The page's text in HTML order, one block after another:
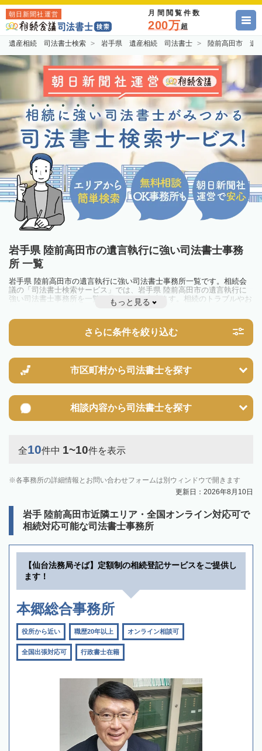
朝日新聞社運営 月間閲覧件数
200万超
遺産相続 司法書士検索 岩手県 遺産相続 司法書士 陸前高田市 遺
岩手県 陸前高田市の遺言執行に強い司法書士事務
所 一覧
岩手県 陸前高田市の遺言執行に強い司法書士事務所一覧です。相続会
議の「司法書士検索サービス」では、岩手県 陸前高田市の遺言執行に
強い司法書士事務所を一覧で見ることが出来ます。相続のトラブルやお
悩みを抱えている方は一度近隣の司法書士に相談してみましょう。
もっと見る
さらに条件を絞り込む
市区町村から司法書士を探す
相談内容から司法書士を探す
全10件中 1~10件を表示
各事務所の詳細情報とお問い合わせフォームは別ウィンドウで開きます
更新日：2026年8月10日
岩手 陸前高田市近隣エリア・全国オンライン対応可で
相続対応可能な司法書士事務所
【仙台法務局そば】定額制の相続登記サービスをご提供し
ます！
本郷総合事務所
役所から近い 職歴20年以上 オンライン相談可
全国出張対応可 行政書士在籍